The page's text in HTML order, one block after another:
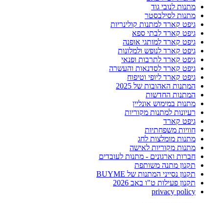
מתנות לנובי גוד
מתנות לסילבסטר
גיפט קארד למתנות קולינריות
גיפט קארד לבתי ספא
גיפט קארד למותגי אופנה
גיפט קארד לנופש ולמלונות
גיפט קארד לתרבות ופנאי
גיפט קארד לסדנאות והעשרה
גיפט קארד ליופי וטיפוח
המתנות האהובות של 2025
המתנות החדשות
מתנות במימוש אונליין
רעיונות למתנות מקוריות
גיפט קארד
חוויות משפחתיות
מתנות מומלצות לחג
מתנות מקוריות לאישה
חברות וארגונים - מתנות לעובדים
תקנון מתנה משותפת
תקנון נסייני המתנות של BUYME
תקנון פעילות ט"ו באב 2026
privacy policy